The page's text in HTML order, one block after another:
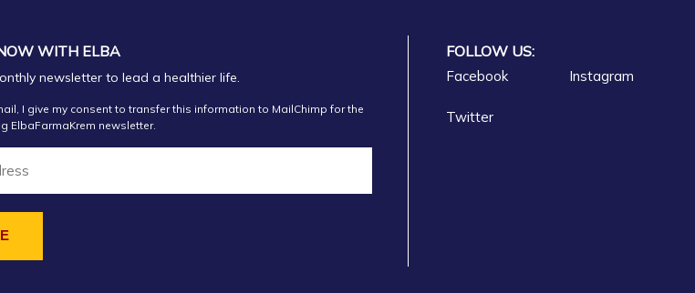
WITH ELBA
newsletter to lead a healthier life.
I give my consent to transfer this information to MailChimp for the
ElbaFarmaKrem newsletter.
FOLLOW US:
Facebook Instagram
Twitter